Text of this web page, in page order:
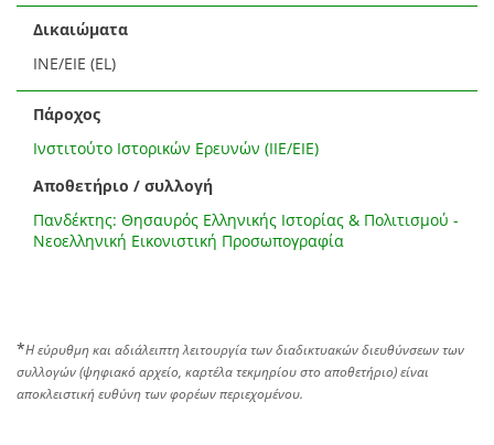
Δικαιώματα
ΙΝΕ/ΕΙΕ (EL)
Πάροχος
Ινστιτούτο Ιστορικών Ερευνών (ΙΙΕ/ΕΙΕ)
Αποθετήριο / συλλογή
Πανδέκτης: Θησαυρός Ελληνικής Ιστορίας & Πολιτισμού -
Νεοελληνική Εικονιστική Προσωπογραφία
*Η εύρυθμη και αδιάλειπτη λειτουργία των διαδικτυακών διευθύνσεων των
συλλογών (ψηφιακό αρχείο, καρτέλα τεκμηρίου στο αποθετήριο) είναι
αποκλειστική ευθύνη των φορέων περιεχομένου.